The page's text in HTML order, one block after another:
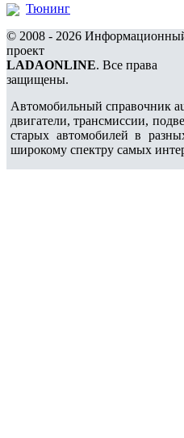
Тюнинг
© 2008 - 2026
проект
LADAONLINE. Все права
защищены.
Автомобильный справочник
двигатели, трансмиссии,
старых автомобилей в
широкому спектру самых